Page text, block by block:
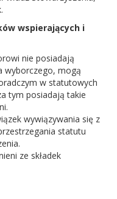
wspierających i
nie posiadają
wyborczego, mogą
w statutowych
tym posiadają takie
wywiązywania się z
statutu
ze składek